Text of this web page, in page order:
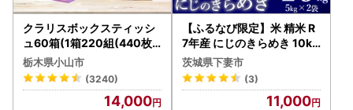
クラリスボックスティッシ
ュ60箱(1箱220組(440枚))
(5個入り×12セット)【配送
不可地域：離島・沖縄県】
【1256759】
栃木県小山市
(3240)
14,000
【ふるなび限定】米 精米 R
7年産 にじのきらめき 10kg
10月 FN-Limited-PR
茨城県下妻市
(3)
11,000